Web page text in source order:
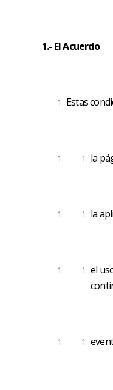
1.- El Acuerdo
Estas
la
la
el